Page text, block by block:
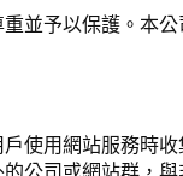
並予以保護。本
使用網站服務時
公司或網站群，